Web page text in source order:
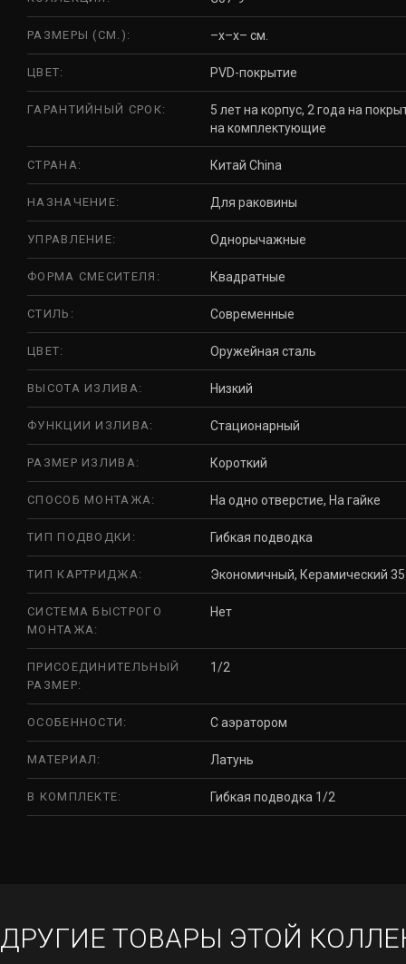
РАЗМЕРЫ (СМ.): –x–x– см.
ЦВЕТ: PVD-покрытие
ГАРАНТИЙНЫЙ СРОК:
5 лет на корпус, 2 года на
на комплектующие
СТРАНА: Китай China
НАЗНАЧЕНИЕ: Для раковины
УПРАВЛЕНИЕ: Однорычажные
ФОРМА СМЕСИТЕЛЯ: Квадратные
СТИЛЬ: Современные
ЦВЕТ: Оружейная сталь
ВЫСОТА ИЗЛИВА: Низкий
ФУНКЦИИ ИЗЛИВА: Стационарный
РАЗМЕР ИЗЛИВА: Короткий
СПОСОБ МОНТАЖА: На одно отверстие, На гайке
ТИП ПОДВОДКИ: Гибкая подводка
ТИП КАРТРИДЖА: Экономичный, Керамический
СИСТЕМА БЫСТРОГО
МОНТАЖА:
Нет
ПРИСОЕДИНИТЕЛЬНЫЙ
РАЗМЕР:
1/2
ОСОБЕННОСТИ: С аэратором
МАТЕРИАЛ: Латунь
В КОМПЛЕКТЕ: Гибкая подводка 1/2
ДРУГИЕ ТОВАРЫ ЭТОЙ